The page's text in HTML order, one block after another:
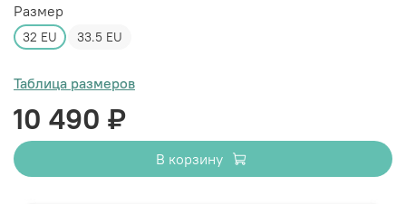
Размер
32 EU 33.5 EU
Таблица размеров
10 490 ₽
В корзину